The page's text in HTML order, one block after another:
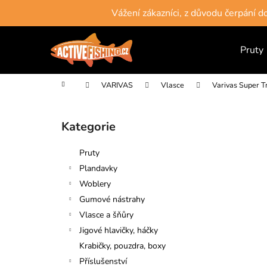
obsah
Vážení zákazníci, z důvodu čerpání
Pruty
Domů VARIVAS Vlasce Varivas Super
Přeskočit
kategorie
Kategorie
Pruty
Plandavky
Woblery
Gumové nástrahy
Vlasce a šňůry
Jigové hlavičky, háčky
Krabičky, pouzdra, boxy
Příslušenství
o
k
Zpět
Zpět